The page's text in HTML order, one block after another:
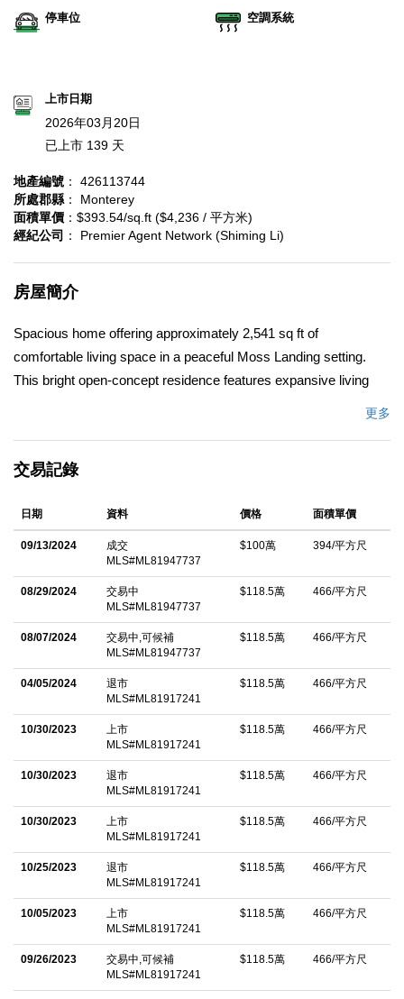
停車位 空調系統
上市日期
2026年03月20日
已上市 139 天
地產編號 ： 426113744
所處郡縣 ： Monterey
面積單價 ：$393.54/sq.ft ($4,236 / 平方米)
經紀公司 ： Premier Agent Network (Shiming Li)
房屋簡介
Spacious home offering approximately 2,541 sq ft of
comfortable living space in a peaceful Moss Landing setting.
This bright open-concept residence features expansive living
and dining areas with abundant natural light, wide plank flooring,
room with built-in storage and utility sink adds everyday
private deck area ideal for relaxing or entertaining while taking in
the serene open surroundings. Ideally located near coastal
recreation, nature preserves, and major commuter routes, this
property presents a wonderful opportunity to enjoy space,
privacy, and coastal charm.
更多
交易記錄
日期 資料 價格 面積單價
09/13/2024
成交
MLS#ML81947737
$100萬 394/平方尺
08/29/2024
交易中
MLS#ML81947737
$118.5萬 466/平方尺
08/07/2024
交易中,可候補
MLS#ML81947737
$118.5萬 466/平方尺
04/05/2024
退市
MLS#ML81917241
$118.5萬 466/平方尺
10/30/2023
上市
MLS#ML81917241
$118.5萬 466/平方尺
10/30/2023
退市
MLS#ML81917241
$118.5萬 466/平方尺
10/30/2023
上市
MLS#ML81917241
$118.5萬 466/平方尺
10/25/2023
退市
MLS#ML81917241
$118.5萬 466/平方尺
10/05/2023
上市
MLS#ML81917241
$118.5萬 466/平方尺
09/26/2023
交易中,可候補
MLS#ML81917241
$118.5萬 466/平方尺